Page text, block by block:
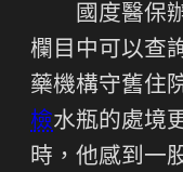
國度醫保辦
欄目中可以查
藥機構守舊住
檢水瓶的處境
時，他感到一